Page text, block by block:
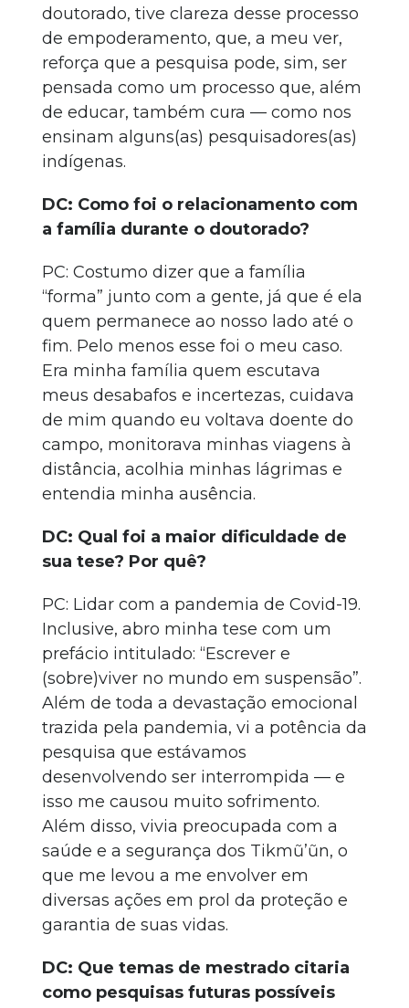
doutorado, tive clareza desse processo
de empoderamento, que, a meu ver,
reforça que a pesquisa pode, sim, ser
pensada como um processo que, além
de educar, também cura — como nos
ensinam alguns(as) pesquisadores(as)
indígenas.
DC: Como foi o relacionamento com
a família durante o doutorado?
PC: Costumo dizer que a família
“forma” junto com a gente, já que é ela
quem permanece ao nosso lado até o
fim. Pelo menos esse foi o meu caso.
Era minha família quem escutava
meus desabafos e incertezas, cuidava
de mim quando eu voltava doente do
campo, monitorava minhas viagens à
distância, acolhia minhas lágrimas e
entendia minha ausência.
DC: Qual foi a maior dificuldade de
sua tese? Por quê?
PC: Lidar com a pandemia de Covid-19.
Inclusive, abro minha tese com um
prefácio intitulado: “Escrever e
(sobre)viver no mundo em suspensão”.
Além de toda a devastação emocional
trazida pela pandemia, vi a potência da
pesquisa que estávamos
desenvolvendo ser interrompida — e
isso me causou muito sofrimento.
Além disso, vivia preocupada com a
saúde e a segurança dos Tikmũ’ũn, o
que me levou a me envolver em
diversas ações em prol da proteção e
garantia de suas vidas.
DC: Que temas de mestrado citaria
como pesquisas futuras possíveis